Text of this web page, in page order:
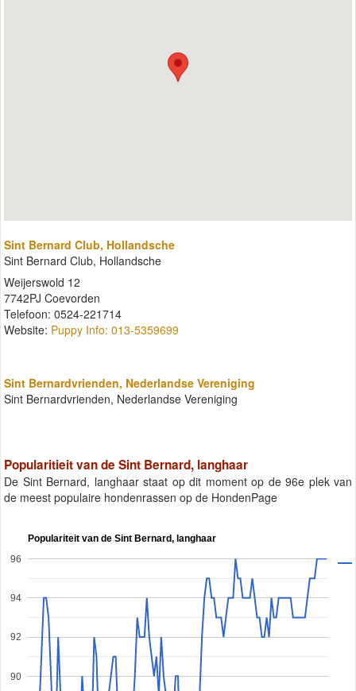
Sint Bernard Club, Hollandsche
Sint Bernard Club, Hollandsche
Weijerswold 12
7742PJ Coevorden
Telefoon: 0524-221714
Website: Puppy Info: 013-5359699
Sint Bernardvrienden, Nederlandse Vereniging
Sint Bernardvrienden, Nederlandse Vereniging
Popularitieit van de Sint Bernard, langhaar
De Sint Bernard, langhaar staat op dit moment op de 96e plek van
de meest populaire hondenrassen op de HondenPage
Populariteit van de Sint Bernard, langhaar
90
92
94
96